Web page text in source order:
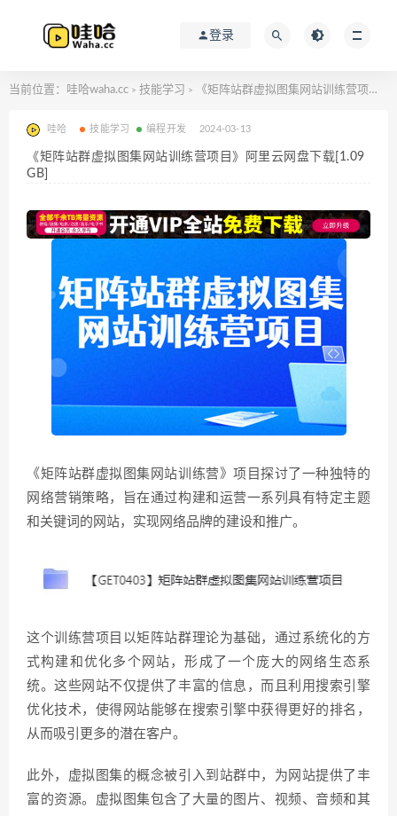
登录
当前位置： 哇哈waha.cc > 技能学习 > 《矩阵站群虚拟图集网站训练营项目》阿里云网盘下载[1.09GB]
哇哈 技能学习 编程开发 2024-03-13
《矩阵站群虚拟图集网站训练营项目》阿里云网盘下载[1.09
GB]
《矩阵站群虚拟图集网站训练营》项目探讨了一种独特的
网络营销策略，旨在通过构建和运营一系列具有特定主题
和关键词的网站，实现网络品牌的建设和推广。
这个训练营项目以矩阵站群理论为基础，通过系统化的方
式构建和优化多个网站，形成了一个庞大的网络生态系
统。这些网站不仅提供了丰富的信息，而且利用搜索引擎
优化技术，使得网站能够在搜索引擎中获得更好的排名，
从而吸引更多的潜在客户。
此外，虚拟图集的概念被引入到站群中，为网站提供了丰
富的资源。虚拟图集包含了大量的图片、视频、音频和其